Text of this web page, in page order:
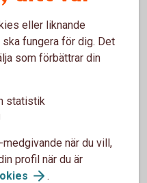
aktiveringsdatum så
Därför kan det vara bra
en sådan tidpunkt.
eller liknande
fungera för dig. Det
som förbättrar din
statistik
när du vill,
profil när du är
.